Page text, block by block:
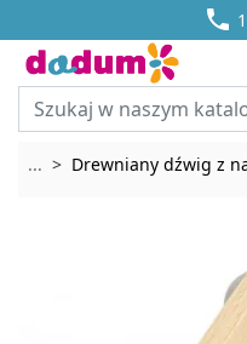


... Rozwiń breadcrumbs
Drewniany dźwig z